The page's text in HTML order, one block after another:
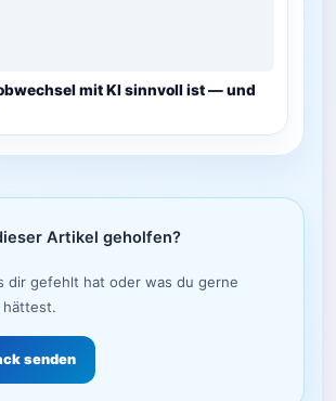
mit KI sinnvoll ist — und
Artikel geholfen?
dir gefehlt hat oder was du gerne
senden